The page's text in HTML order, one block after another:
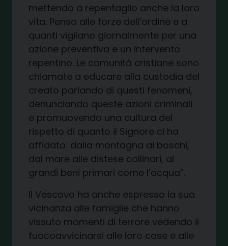
mettendo a repentaglio anche la loro
vita. Penso alle forze dell’ordine e a
quanti vigilano giornalmente per una
azione preventiva e un intervento
repentino. Le comunità cristiane sono
chiamate a educare alla custodia del
creato parlando di questi fenomeni,
denunciando queste azioni criminali
e promuovendo una cultura del
rispetto di quanto il Signore ci ha
affidato: dalla montagna ai boschi,
dal mare alle distese collinari, ai
grandi beni primari come l’acqua”.
Il Vescovo ha anche espresso la sua
vicinanza alle famiglie che hanno
vissuto momenti di terrore vedendo il
fuocoavvicinarsi alle loro case e alle